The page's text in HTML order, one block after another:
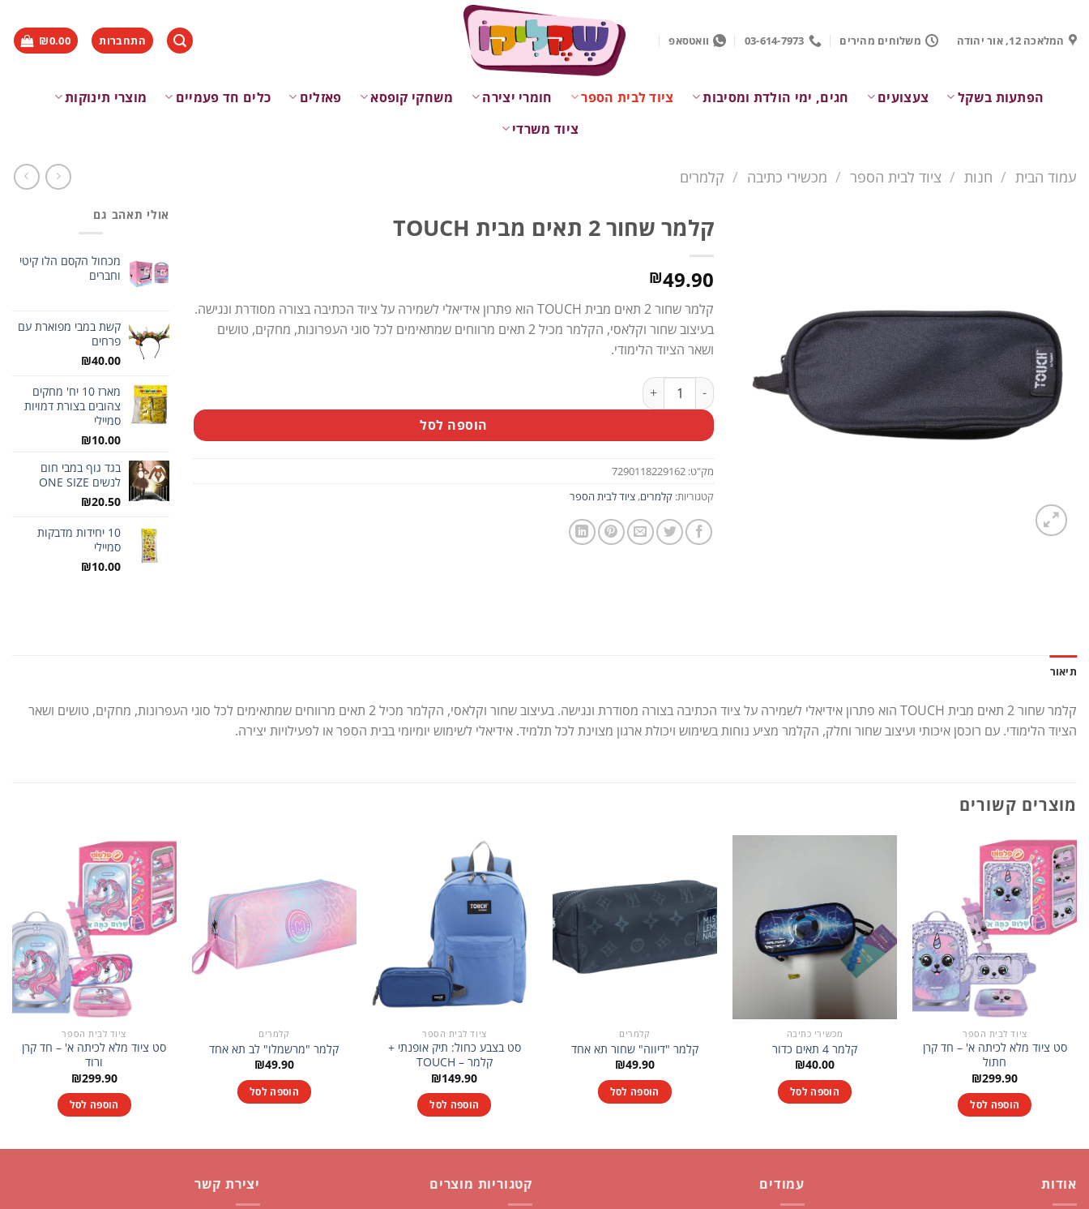
contentהמלאכה 12, אור יהודה משלוחים מהירים 03-614-7973 וואטסאפ התחברות ₪0.00
הפתעות בשקל צעצועים חגים, ימי הולדת ומסיבות ציוד לבית הספר חומרי יצירה משחקי קופסא פאזלים כלים חד פעמיים
מוצרי תינוקות
ציוד משרדי
עמוד הבית / חנות / ציוד לבית הספר / מכשירי כתיבה / קלמרים
קלמר שחור 2 תאים מבית TOUCH
₪49.90
קלמר שחור 2 תאים מבית TOUCH הוא פתרון אידיאלי לשמירה על ציוד הכתיבה בצורה מסודרת ונגישה.
בעיצוב שחור וקלאסי, הקלמר מכיל 2 תאים מרווחים שמתאימים לכל סוגי העפרונות, מחקים, טושים
ושאר הציוד הלימודי.
כמות של קלמר שחור 2 תאים מבית TOUCH
הוספה לסל
מק"ט: 7290118229162
קטגוריות: קלמרים, ציוד לבית הספר
אולי תאהב גם
מכחול הקסם הלו קיטי
וחברים
קשת במבי מפוארת עם
פרחים
₪40.00
מארז 10 יח' מחקים
צהובים בצורת דמויות
סמיילי
₪10.00
בגד גוף במבי חום
לנשים ONE SIZE
₪20.50
10 יחידות מדבקות
סמיילי
₪10.00
תיאור
קלמר שחור 2 תאים מבית TOUCH הוא פתרון אידיאלי לשמירה על ציוד הכתיבה בצורה מסודרת ונגישה. בעיצוב שחור וקלאסי, הקלמר מכיל 2 תאים מרווחים שמתאימים לכל סוגי העפרונות, מחקים, טושים ושאר
הציוד הלימודי. עם רוכסן איכותי ועיצוב שחור וחלק, הקלמר מציע נוחות בשימוש ויכולת ארגון מצוינת לכל תלמיד. אידיאלי לשימוש יומיומי בבית הספר או לפעילויות יצירה.
מוצרים קשורים
ציוד לבית הספר
סט ציוד מלא לכיתה א' – חד קרן
חתול
₪299.90
הוספה לסל
מכשירי כתיבה
קלמר 4 תאים כדור
₪40.00
הוספה לסל
קלמרים
קלמר "דיווה" שחור תא אחד
₪49.90
הוספה לסל
ציוד לבית הספר
סט בצבע כחול: תיק אופנתי +
קלמר – TOUCH
₪149.90
הוספה לסל
קלמרים
קלמר "מרשמלו" לב תא אחד
₪49.90
הוספה לסל
ציוד לבית הספר
סט ציוד מלא לכיתה א' – חד קרן
ורוד
₪299.90
הוספה לסל
אודות עמודים קטגוריות מוצרים יצירת קשר